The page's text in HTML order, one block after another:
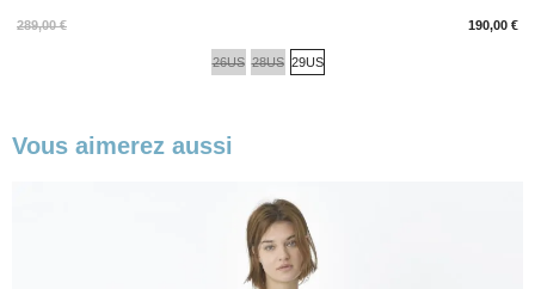
289,00 € 190,00 €
Prix
26US 28US 29US
Vous aimerez aussi